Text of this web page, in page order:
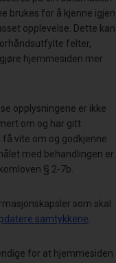
brukes for å kjenne igjen
opplevelse. Dette kan
felter,
hjemmesiden mer
opplysningene er ikke
om og har gitt
vite om og godkjenne
med behandlingen er
§ 2-7b.
som skal
samtykkene
for at hjemmesiden